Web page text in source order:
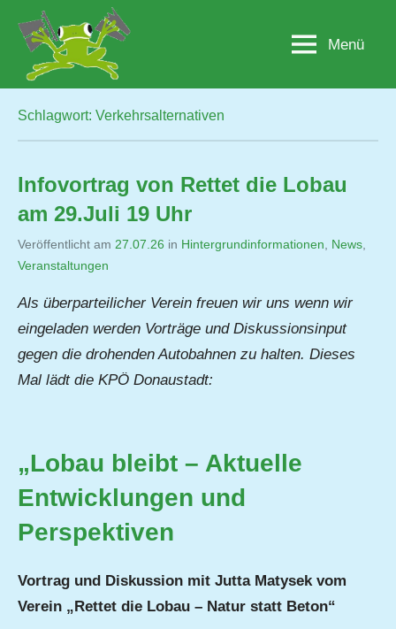
Inhalt
springenLobau.org
BürgerInitiative
"Rettet
die
Lobau
Beton"
Menü
Schlagwort: Verkehrsalternativen
Infovortrag von Rettet die Lobau
am 29.Juli 19 Uhr
Veröffentlicht am 27.07.26 von
in Hintergrundinformationen News
Veranstaltungen
Als überparteilicher Verein freuen wir uns wenn wir
eingeladen werden Vorträge und Diskussionsinput
gegen die drohenden Autobahnen zu halten. Dieses
Mal lädt die KPÖ Donaustadt:
„Lobau bleibt – Aktuelle
Entwicklungen und
Perspektiven
Vortrag und Diskussion mit Jutta Matysek vom
Verein „Rettet die Lobau – Natur statt Beton“